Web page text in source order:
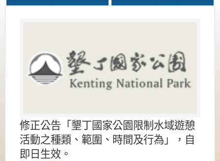
修正公告「墾丁國家公園限制水域遊憩
活動之種類、範圍、時間及行為」，自
即日生效。